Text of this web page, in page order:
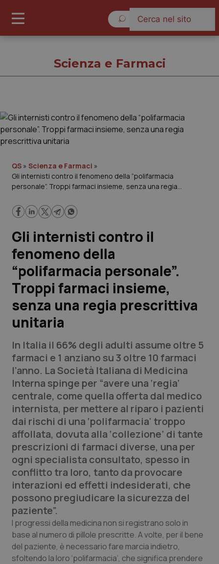
Cronache
Governo e Parlamento
Regioni e Asl
Lavoro e Professioni
Scienza e Farmaci
Studi e Analisi
Lettere al direttore
Edizioni Regionali
QS Pro
Professionisti Sanitari.AI
Abruzzo
Basilicata
Calabria
Campania
Emilia-Romagna
Friuli Venezia Giulia
Lazio
QS Pro Gold
Artrite & artrosi
Asma & BPCO
Car-T
Colesterolo & coronaropatie
Dermatite Atopica
Diabete & glucometri
QS Club Newsletter
Scienza e Farmaci
QS » Scienza e Farmaci »
Gli internisti contro il fenomeno della “polifarmacia
personale”. Troppi farmaci insieme, senza una regia
Gli internisti contro il
fenomeno della
“polifarmacia personale”.
Troppi farmaci insieme,
senza una regia prescrittiva
unitaria
In Italia il 66% degli adulti assume oltre 5
farmaci e 1 anziano su 3 oltre 10 farmaci
l’anno. La Società Italiana di Medicina
Interna spinge per “avere una ‘regia’
centrale, come quella offerta dal medico
internista, per mettere al riparo i pazienti
dai rischi di una ‘polifarmacia’ troppo
affollata, dovuta alla ‘collezione’ di tante
prescrizioni di farmaci diverse, una per
ogni specialista consultato, spesso in
conflitto tra loro, tanto da provocare
interazioni ed effetti indesiderati, che
possono pregiudicare la sicurezza del
paziente”.
I progressi della medicina non si registrano solo in
base al numero di pillole prescritte. A volte, per il bene
del paziente, è necessario fare marcia indietro,
sfoltendo la loro ‘polifarmacia’, che significa prendere